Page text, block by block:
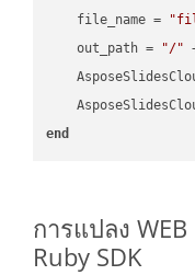
    file_name =
    out_path =
"/"
end
การแปลง
Ruby SDK